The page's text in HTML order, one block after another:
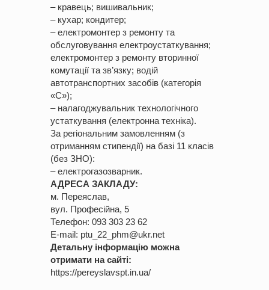
– кравець; вишивальник;
– кухар; кондитер;
– електромонтер з ремонту та
обслуговування електроустаткування;
електромонтер з ремонту вторинної
комутації та зв’язку; водій
автотранспортних засобів (категорія
«С»);
– налагоджувальник технологічного
устаткування (електронна техніка).
За регіональним замовленням (з
отриманням стипендії) на базі 11 класів
(без ЗНО):
– електрогазозварник.
АДРЕСА ЗАКЛАДУ:
м. Переяслав,
вул. Професійна, 5
Телефон: 093 303 23 62
Е-mail: ptu_22_phm@ukr.net
Детальну інформацію можна
отримати на сайті:
https://pereyslavspt.in.ua/